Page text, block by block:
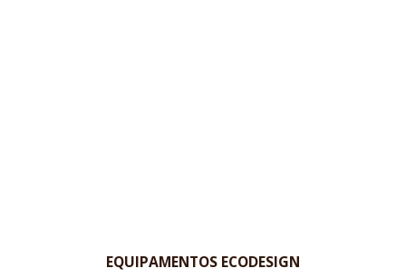
EQUIPAMENTOS ECODESIGN